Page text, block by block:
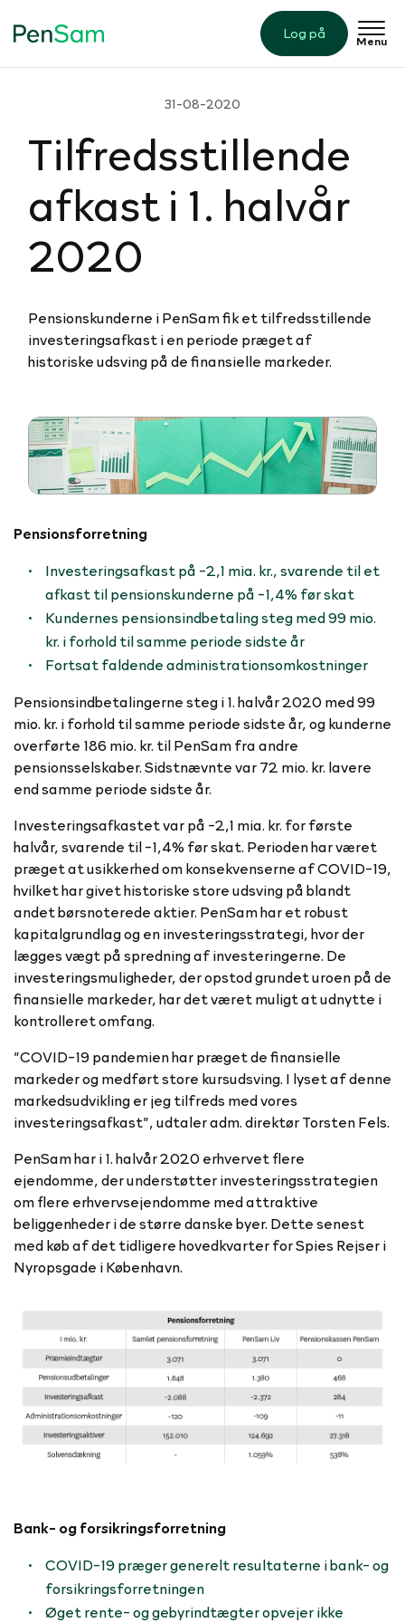
Log på Menu
31-08-2020
Til­freds­stil­lende
afkast i 1. halvår
2020
Pensionskunderne i PenSam fik et tilfredsstillende
investeringsafkast i en periode præget af
historiske udsving på de finansielle markeder.
Pensionsforretning
Investeringsafkast på -2,1 mia. kr., svarende til et
afkast til pensionskunderne på -1,4% før skat
Kundernes pensionsindbetaling steg med 99 mio.
kr. i forhold til samme periode sidste år
Fortsat faldende administrationsomkostninger
Pensionsindbetalingerne steg i 1. halvår 2020 med 99
mio. kr. i forhold til samme periode sidste år, og kunderne
overførte 186 mio. kr. til PenSam fra andre
pensionsselskaber. Sidstnævnte var 72 mio. kr. lavere
end samme periode sidste år.
Investeringsafkastet var på -2,1 mia. kr. for første
halvår, svarende til -1,4% før skat. Perioden har været
præget at usikkerhed om konsekvenserne af COVID-19,
hvilket har givet historiske store udsving på blandt
andet børsnoterede aktier. PenSam har et robust
kapitalgrundlag og en investeringsstrategi, hvor der
lægges vægt på spredning af investeringerne. De
investeringsmuligheder, der opstod grundet uroen på de
finansielle markeder, har det været muligt at udnytte i
kontrolleret omfang.
”COVID-19 pandemien har præget de finansielle
markeder og medført store kursudsving. I lyset af denne
markedsudvikling er jeg tilfreds med vores
investeringsafkast”, udtaler adm. direktør Torsten Fels.
PenSam har i 1. halvår 2020 erhvervet flere
ejendomme, der understøtter investeringsstrategien
om flere erhvervsejendomme med attraktive
beliggenheder i de større danske byer. Dette senest
med køb af det tidligere hovedkvarter for Spies Rejser i
Nyropsgade i København.
Bank- og forsikringsforretning
COVID-19 præger generelt resultaterne i bank- og
forsikringsforretningen
Øget rente- og gebyrindtægter opvejer ikke